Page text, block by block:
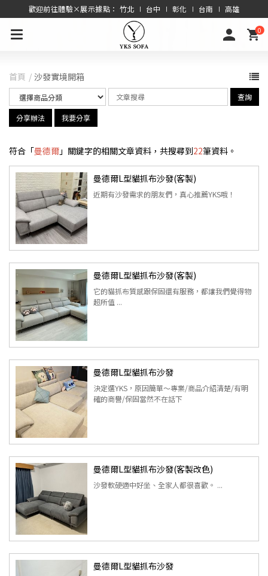
歡迎前往體驗×展示據點： 竹北 ∣ 台中 ∣ 彰化 ∣ 台南 ∣ 高雄
0
首頁 沙發實境開箱
查詢
分享辦法 我要分享
符合「曼德爾 」關鍵字的相關文章資料，共搜尋到22筆資料。
曼德爾L型貓抓布沙發(客製)
近期有沙發需求的朋友們，真心推薦YKS哦！
曼德爾L型貓抓布沙發(客製)
它的貓抓布質感跟保固還有服務，都讓我們覺得物
超所值 ...
曼德爾L型貓抓布沙發
決定選YKS，原因簡單～專業/商品介紹清楚/有明
確的商譽/保固當然不在話下
曼德爾L型貓抓布沙發(客製改色)
沙發軟硬適中好坐、全家人都很喜歡。 ...
曼德爾L型貓抓布沙發